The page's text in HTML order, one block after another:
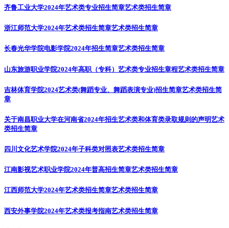
齐鲁工业大学2024年艺术类专业招生简章艺术类招生简章
浙江师范大学2024年艺术类招生简章艺术类招生简章
长春光华学院电影学院2024年招生简章艺术类招生简章
山东旅游职业学院2024年高职（专科）艺术类专业招生章程艺术类招生简章
吉林体育学院2024艺术类(舞蹈专业、舞蹈表演专业)招生简章艺术类招生简
章
关于南昌职业大学在河南省2024年招生艺术类和体育类录取规则的声明艺术
类招生简章
四川文化艺术学院2024年子科类对照表艺术类招生简章
江南影视艺术职业学院2024年普高招生简章艺术类招生简章
江西师范大学2024年艺术类招生简章艺术类招生简章
西安外事学院2024年艺术类报考指南艺术类招生简章